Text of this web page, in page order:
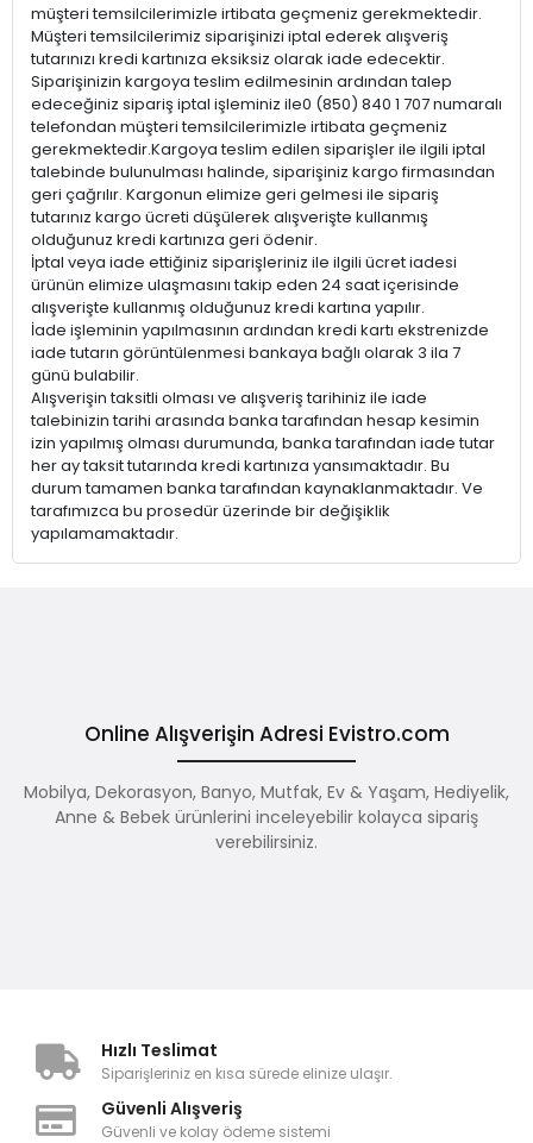
müşteri temsilcilerimizle irtibata geçmeniz gerekmektedir.
Müşteri temsilcilerimiz siparişinizi iptal ederek alışveriş
tutarınızı kredi kartınıza eksiksiz olarak iade edecektir.
Siparişinizin kargoya teslim edilmesinin ardından talep
edeceğiniz sipariş iptal işleminiz ile0 (850) 840 1 707 numaralı
telefondan müşteri temsilcilerimizle irtibata geçmeniz
gerekmektedir.Kargoya teslim edilen siparişler ile ilgili iptal
talebinde bulunulması halinde, siparişiniz kargo firmasından
geri çağrılır. Kargonun elimize geri gelmesi ile sipariş
tutarınız kargo ücreti düşülerek alışverişte kullanmış
olduğunuz kredi kartınıza geri ödenir.
İptal veya iade ettiğiniz siparişleriniz ile ilgili ücret iadesi
ürünün elimize ulaşmasını takip eden 24 saat içerisinde
alışverişte kullanmış olduğunuz kredi kartına yapılır.
İade işleminin yapılmasının ardından kredi kartı ekstrenizde
iade tutarın görüntülenmesi bankaya bağlı olarak 3 ila 7
günü bulabilir.
Alışverişin taksitli olması ve alışveriş tarihiniz ile iade
talebinizin tarihi arasında banka tarafından hesap kesimin
izin yapılmış olması durumunda, banka tarafından iade tutar
her ay taksit tutarında kredi kartınıza yansımaktadır. Bu
durum tamamen banka tarafından kaynaklanmaktadır. Ve
tarafımızca bu prosedür üzerinde bir değişiklik
yapılamamaktadır.
Online Alışverişin Adresi Evistro.com
Mobilya, Dekorasyon, Banyo, Mutfak, Ev & Yaşam, Hediyelik,
Anne & Bebek ürünlerini inceleyebilir kolayca sipariş
verebilirsiniz.
Hızlı Teslimat
Siparişleriniz en kısa sürede elinize ulaşır.
Güvenli Alışveriş
Güvenli ve kolay ödeme sistemi